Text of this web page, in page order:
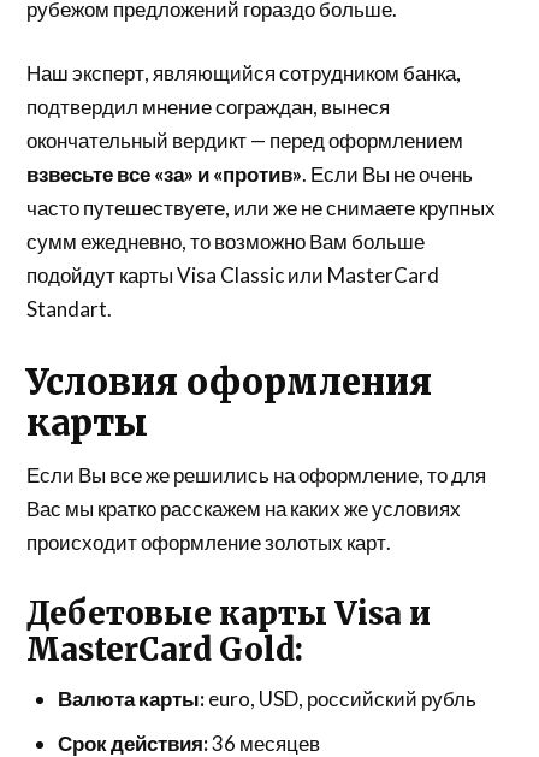
рубежом предложений гораздо больше.
Наш эксперт, являющийся сотрудником банка,
подтвердил мнение сограждан, вынеся
окончательный вердикт — перед оформлением
взвесьте все «за» и «против». Если Вы не очень
часто путешествуете, или же не снимаете крупных
сумм ежедневно, то возможно Вам больше
подойдут карты Visa Classic или MasterCard
Standart.
Условия оформления
карты
Если Вы все же решились на оформление, то для
Вас мы кратко расскажем на каких же условиях
происходит оформление золотых карт.
Дебетовые карты Visa и
MasterCard Gold:
Валюта карты:euro, USD, российский рубль
Срок действия:36 месяцев